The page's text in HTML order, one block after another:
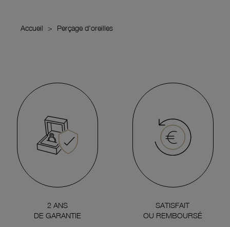
Accueil Perçage d'oreilles
2 ANS
DE GARANTIE
SATISFAIT
OU REMBOURSÉ